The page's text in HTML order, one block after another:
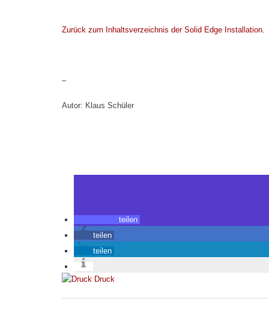
Zurück zum Inhaltsverzeichnis der Solid Edge Installation.
–
Autor: Klaus Schüler
teilen
teilen
teilen
Druck